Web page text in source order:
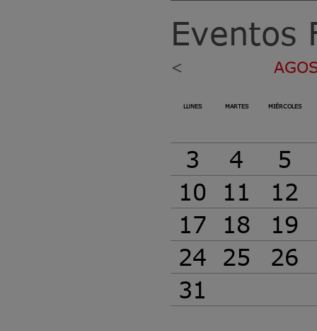
Eventos
<
LUNES MARTES MIÉRCOLES
3
4 5
10
11 12
17
18 19
24
25 26
31